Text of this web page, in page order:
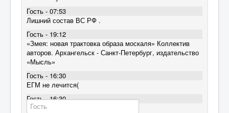
Гость - 07:53
Лишний состав ВС РФ .
Гость - 19:12
«Змея: новая трактовка образа москаля» Коллектив
авторов. Архангельск - Санкт-Петербург, издательство
«Мысль»
Гость - 16:30
ЕГМ не лечится(
Гость - 16:30
ЕГМ не лечится(